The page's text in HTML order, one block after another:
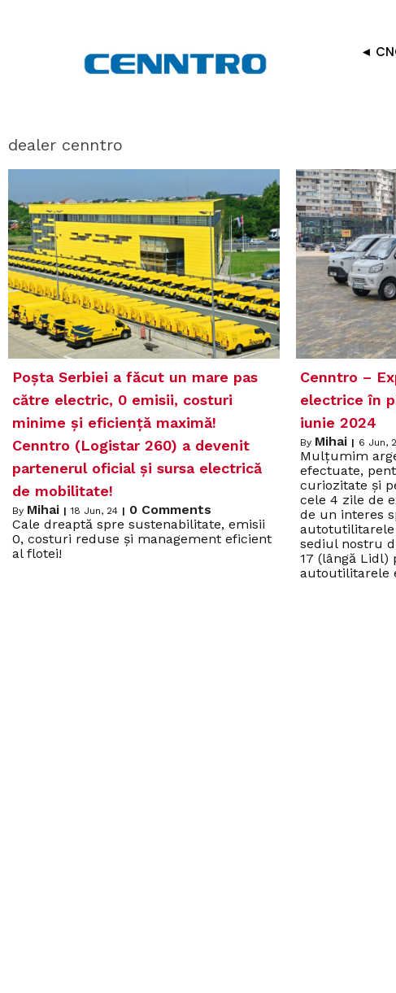
◄
dealer cenntro
Poșta Serbiei a făcut un mare pas
către electric, 0 emisii, costuri
minime și eficiență maximă!
Cenntro (Logistar 260) a devenit
partenerul oficial și sursa electrică
de mobilitate!
By Mihai | 18 Jun, 24 | 0 Comments
Cale dreaptă spre sustenabilitate, emisii
0, costuri reduse și management eficient
al flotei!
Cenntro –
electrice în
iunie 2024
By Mihai | 6 Jun,
Mulțumim
efectuate,
curiozitate și
cele 4 zile de
de un interes
autotutilitarele
sediul nostru
17 (lângă Lidl)
autoutilitarele